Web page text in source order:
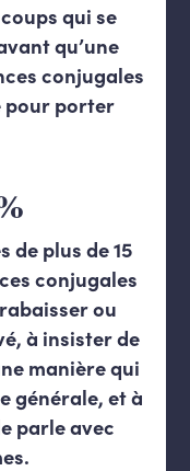
qui se
qu’une
conjugales
pour porter
de plus de 15
conjugales
ou
à insister de
manière qui
générale, et à
parle avec